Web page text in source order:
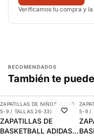
Verificamos tu compra y
RECOMENDADOS
También te
-30%
AGREGAR
ZAPATILLAS DE NIÑOS (EDAD
5-9 / TALLAS 26-33)
ZAPATILLAS DE
BASKETBALL ADIDAS
-
5-9 /